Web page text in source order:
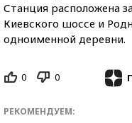
Станция расположена
Киевского шоссе и
одноименной деревни.
0 0
РЕКОМЕНДУЕМ: